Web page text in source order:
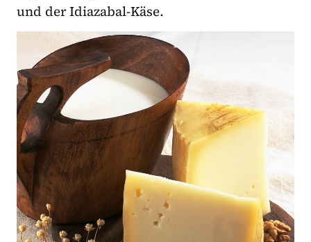
und der Idiazabal-Käse.